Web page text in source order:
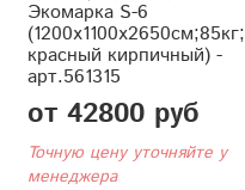
Экомарка S-6
(1200x1100x2650см;85кг;
красный кирпичный) -
арт.561315
от 42800 руб
Точную цену уточняйте у
менеджера